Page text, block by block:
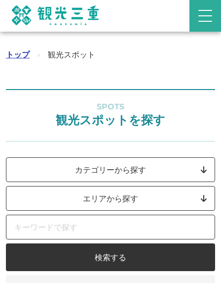
トップ › 観光スポット
SPOTS
観光スポットを探す
カテゴリーから探す
エリアから探す
検索する